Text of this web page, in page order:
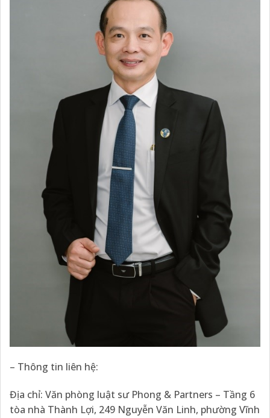
– Thông tin liên hệ:
Địa chỉ: Văn phòng luật sư Phong & Partners – Tầng 6
tòa nhà Thành Lợi, 249 Nguyễn Văn Linh, phường Vĩnh